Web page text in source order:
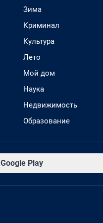
Зима
Криминал
Культура
Лето
Мой дом
Наука
Недвижимость
Образование
Google Play